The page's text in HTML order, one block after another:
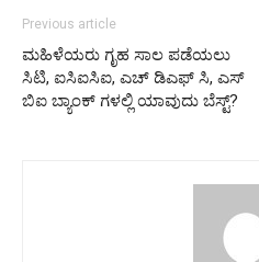
Previous article
ಮಹಿಳೆಯರು ಗೃಹ ಸಾಲ ಪಡೆಯಲು
ಸಿಟಿ, ಐಸಿಐಸಿಐ, ಎಚ್‌ ಡಿಎಫ್‌ ಸಿ, ಎಸ್‌
ಬಿಐ ಬ್ಯಾಂಕ್‌ ಗಳಲ್ಲಿ ಯಾವುದು ಬೆಸ್ಟ್?